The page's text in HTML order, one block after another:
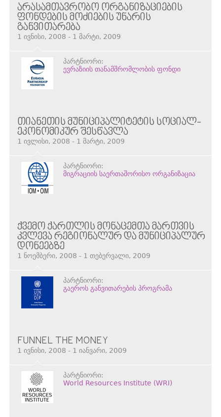
ᲐᲠᲐᲡᲐᲛᲗᲐᲕᲠᲝᲑᲝ ᲝᲠᲒᲐᲜᲘᲖᲐᲪᲘᲔᲑᲘᲡ
ᲤᲝᲜᲓᲔᲑᲘᲡ ᲛᲝᲫᲘᲔᲑᲘᲡ ᲣᲜᲐᲠᲘᲡ
ᲒᲐᲜᲕᲘᲗᲐᲠᲔᲑᲐ
1 ივნისი, 2008 - 1 მარტი, 2009
პარტნიორი:
ევრაზიის თანამშრომლობის ფონდი
ᲗᲘᲐᲜᲔᲗᲘᲡ ᲛᲣᲜᲘᲪᲘᲞᲐᲚᲘᲢᲔᲢᲘᲡ ᲡᲝᲪᲘᲐᲚ-
ᲔᲙᲝᲜᲝᲛᲘᲙᲣᲠ ᲨᲔᲡᲬᲐᲕᲚᲐ
1 ივლისი, 2008 - 1 მარტი, 2009
პარტნიორი:
მიგრაციის საერთაშორისო ორგანიზაცია
ᲥᲕᲔᲛᲝ ᲥᲐᲠᲗᲚᲘᲡ ᲛᲝᲜᲐᲪᲔᲛᲗᲐ ᲛᲐᲠᲗᲕᲘᲡ
ᲙᲕᲚᲔᲕᲐ ᲠᲔᲒᲘᲝᲜᲐᲚᲣᲠ ᲓᲐ ᲛᲣᲜᲘᲪᲘᲞᲐᲚᲣᲠ
ᲓᲝᲜᲔᲔᲑᲖᲔ
1 ნოემბერი, 2008 - 1 თებერვალი, 2009
პარტნიორი:
გაეროს განვითარების პროგრამა
FUNNEL THE MONEY
1 ივნისი, 2008 - 1 იანვარი, 2009
პარტნიორი:
World Resources Institute (WRI)